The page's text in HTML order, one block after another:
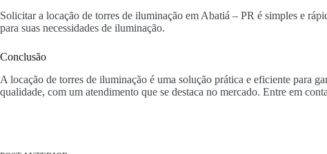
Solicitar a locação de torres de iluminação em Abatiá – PR é simples e
para suas necessidades de iluminação.
Conclusão
A locação de torres de iluminação é uma solução prática e eficiente para
qualidade, com um atendimento que se destaca no mercado. Entre em